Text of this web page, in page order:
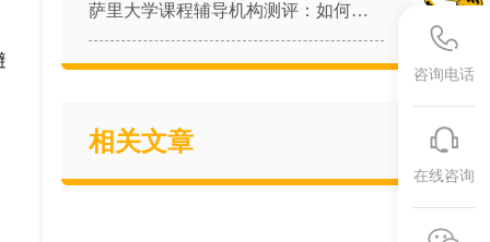
萨里大学课程辅导机构测评：如何拿下“就业率全英第一”的高强度学业？
相关文章
咨询电话
在线咨询